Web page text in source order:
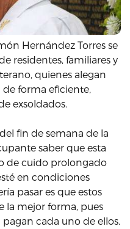
Hernández Torres se
residentes, familiares y
quienes alegan
forma eficiente,
exsoldados.
fin de semana de la
saber que esta
de cuido prolongado
en condiciones
pasar es que estos
la mejor forma, pues
cada uno de ellos.